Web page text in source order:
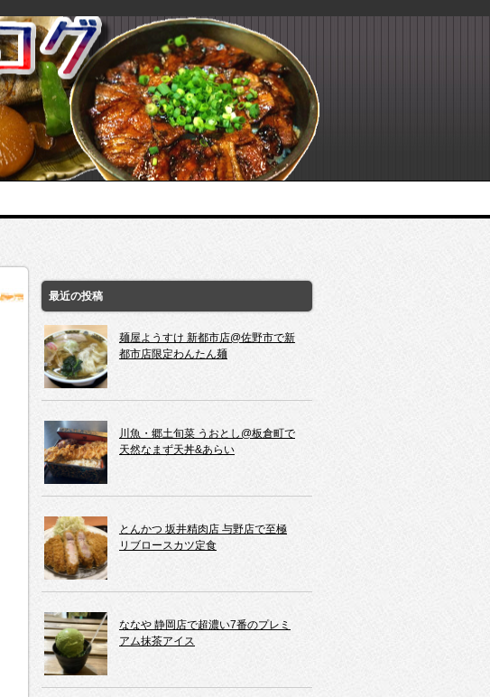
最近の投稿
麺屋ようすけ 新都市店@佐野市で新
都市店限定わんたん麺
川魚・郷土旬菜 うおとし@板倉町で
天然なまず天丼&あらい
とんかつ 坂井精肉店 与野店で至極
リブロースカツ定食
ななや 静岡店で超濃い7番のプレミ
アム抹茶アイス